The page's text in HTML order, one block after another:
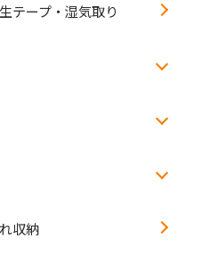
テープ・湿気取り
収納